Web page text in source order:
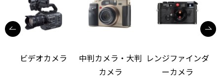
ビデオカメラ
中判カメラ・大判
カメラ
レンジファインダ
ーカメラ